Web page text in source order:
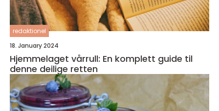
redaktionel
18. January 2024
Hjemmelaget vårrull: En komplett guide til
denne deilige retten